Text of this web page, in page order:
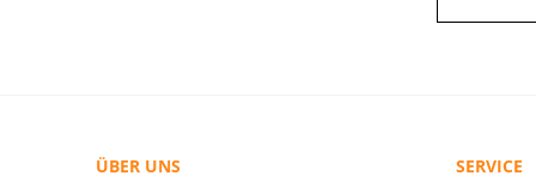
ÜBER UNS
SERVICE